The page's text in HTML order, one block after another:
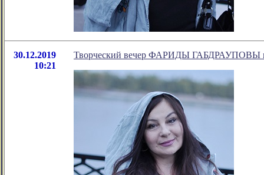
30.12.2019
10:21
Творческий вечер ФАРИДЫ ГАБДРАУПОВЫ в